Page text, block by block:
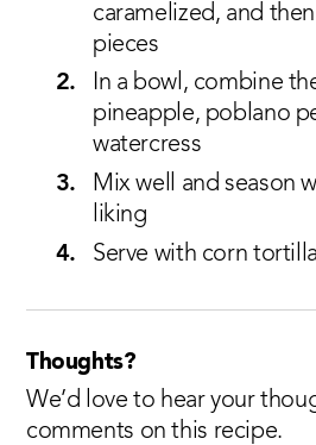
caramelized, and
pieces
In a bowl, combine
pineapple, poblano
watercress
Mix well and season
liking
Serve with corn
Thoughts?
We’d love to hear your
comments on this recipe.